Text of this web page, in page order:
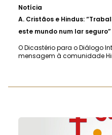
Notícia
A. Cristãos e Hindus:
este mundo num lar seguro”
O Dicastério para o Diálogo
mensagem à comunidade